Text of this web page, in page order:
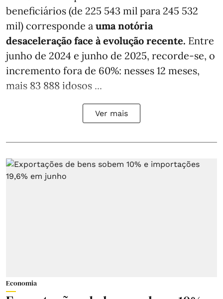
beneficiários (de 225 543 mil para 245 532
mil) corresponde a uma notória
desaceleração face à evolução recente. Entre
junho de 2024 e junho de 2025, recorde-se, o
incremento fora de 60%: nesses 12 meses,
mais 83 888 idosos ...
Ver mais
Economia